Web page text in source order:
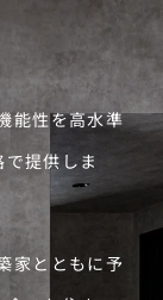
能性を高水準
提供しま
家とともに予